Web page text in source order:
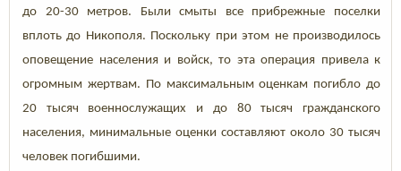
до 20-30 метров. Были смыты все прибрежные поселки
вплоть до Никополя. Поскольку при этом не производилось
оповещение населения и войск, то эта операция привела к
огромным жертвам. По максимальным оценкам погибло до
20 тысяч военнослужащих и до 80 тысяч гражданского
населения, минимальные оценки составляют около 30 тысяч
человек погибшими.